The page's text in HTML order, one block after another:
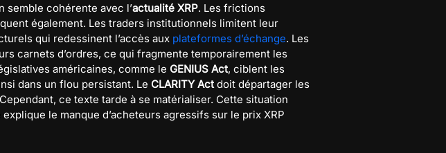
semble cohérente avec l’actualité XRP. Les frictions
également. Les traders institutionnels limitent leur
qui redessinent l’accès aux plateformes d’échange. Les
carnets d’ordres, ce qui fragmente temporairement les
américaines, comme le GENIUS Act, ciblent les
dans un flou persistant. Le CLARITY Act doit départager les
ce texte tarde à se matérialiser. Cette situation
le manque d’acheteurs agressifs sur le prix XRP